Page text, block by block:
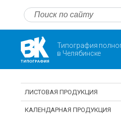
Типография
в Челябинске
ЛИСТОВАЯ ПРОДУКЦИЯ
КАЛЕНДАРНАЯ ПРОДУКЦИЯ